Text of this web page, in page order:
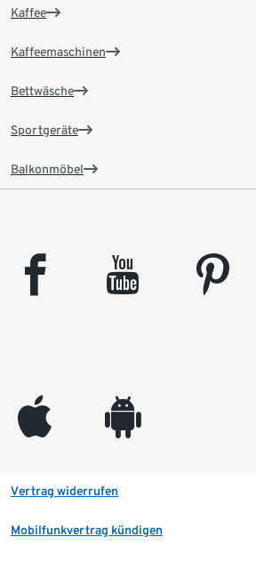
Kaffee
Kaffeemaschinen
Bettwäsche
Sportgeräte
Balkonmöbel
facebook youtube pinterest
appleinc android
Vertrag widerrufen
Mobilfunkvertrag kündigen